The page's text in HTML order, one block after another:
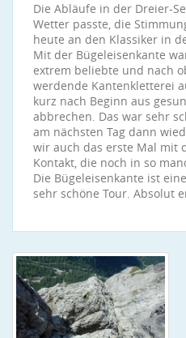
Die Abläufe in der Dreier-
Wetter passte, die
heute an den Klassiker in
Mit der Bügeleisenkante
extrem beliebte und nach
werdende Kantenkletterei
kurz nach Beginn aus
abbrechen. Das war sehr
am nächsten Tag dann
wir auch das erste Mal mit
Kontakt, die noch in so
Die Bügeleisenkante ist
sehr schöne Tour. Absolut